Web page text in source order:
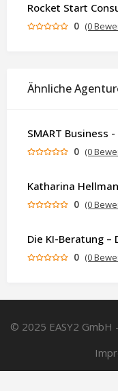
Rocket Start
0 (0
Ähnliche
0 (0
0 (0
Die KI-Beratung –
0 (0
© 2025 EASY2 GmbH